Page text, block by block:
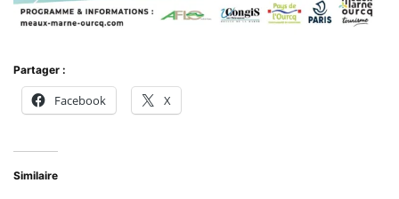
Partager :
Facebook X
Similaire